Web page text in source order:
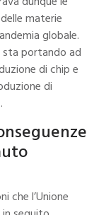
materie
globale.
sta portando ad
di chip e
di
che l’Unione